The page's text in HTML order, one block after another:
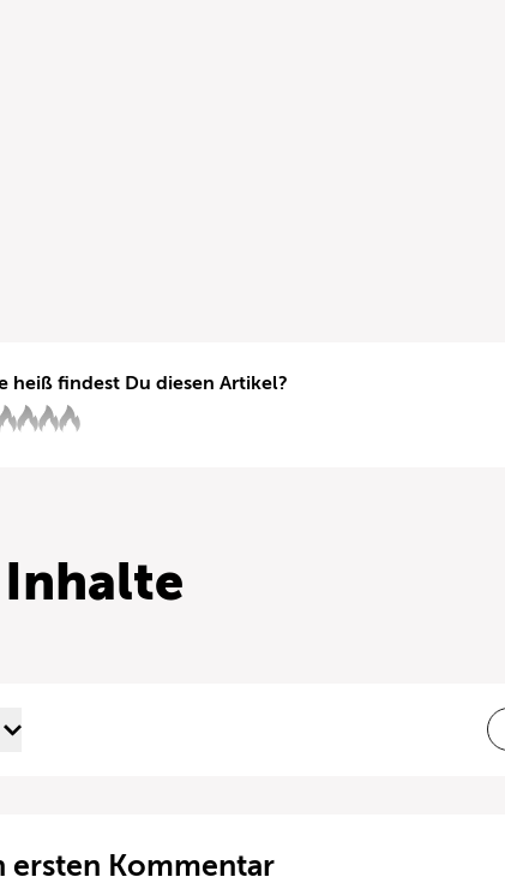
heiß findest Du diesen Artikel?
ersten Kommentar